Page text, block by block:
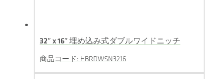
32″ x 16″ 埋め込み式ダブルワイドニッチ
商品コード: HBRDWSN3216